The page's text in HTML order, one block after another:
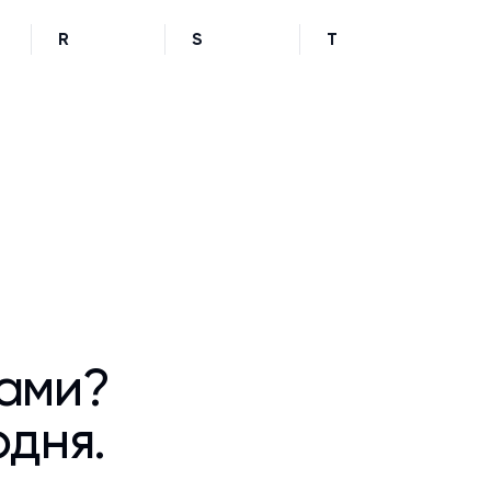
R S T